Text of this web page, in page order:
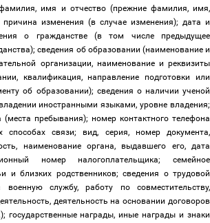
имя и отчество (прежние фамилия, имя,
причина изменения (в случае изменения); дата и
о гражданстве (в том числе предыдущее
сведения об образовании (наименование и
организации, наименование и реквизиты
квалификация, направление подготовки или
об образовании); сведения о наличии ученой
иностранными языками, уровне владения;
(места пребывания); номер контактного телефона
способах связи; вид, серия, номер документа,
наименование органа, выдавшего его, дата
номер налогоплательщика; семейное
и близких родственников; сведения о трудовой
военную службу, работу по совместительству,
деятельность на основании договоров
государственные награды, иные награды и знаки